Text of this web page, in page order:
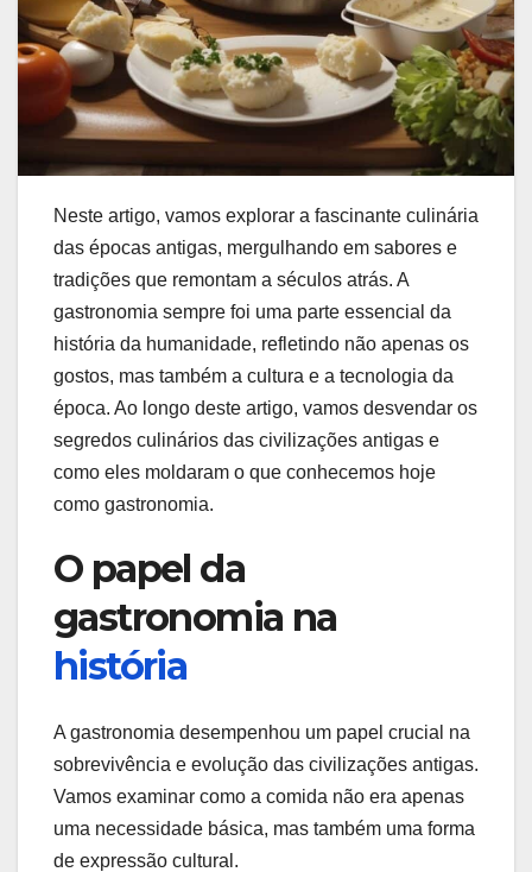
Neste artigo, vamos explorar a fascinante culinária
das épocas antigas, mergulhando em sabores e
tradições que remontam a séculos atrás. A
gastronomia sempre foi uma parte essencial da
história da humanidade, refletindo não apenas os
gostos, mas também a cultura e a tecnologia da
época. Ao longo deste artigo, vamos desvendar os
segredos culinários das civilizações antigas e
como eles moldaram o que conhecemos hoje
como gastronomia.
O papel da
gastronomia na
história
A gastronomia desempenhou um papel crucial na
sobrevivência e evolução das civilizações antigas.
Vamos examinar como a comida não era apenas
uma necessidade básica, mas também uma forma
de expressão cultural.